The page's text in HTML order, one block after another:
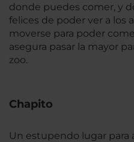
donde puedes comer, y
felices de poder ver a los
moverse para poder
asegura pasar la mayor
zoo.
Chapito
Un estupendo lugar para